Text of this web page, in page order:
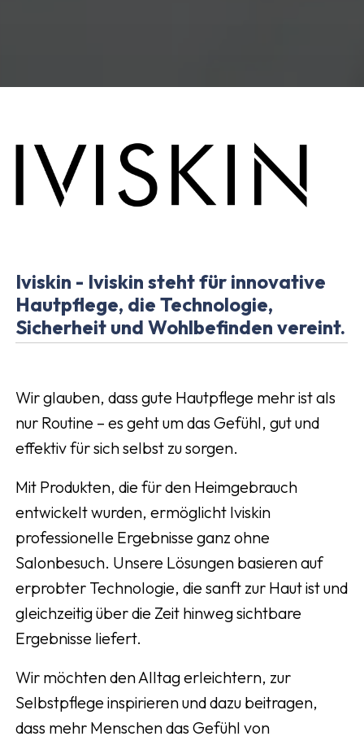
Iviskin - Iviskin steht für innovative
Hautpflege, die Technologie,
Sicherheit und Wohlbefinden vereint.
Wir glauben, dass gute Hautpflege mehr ist als
nur Routine – es geht um das Gefühl, gut und
effektiv für sich selbst zu sorgen.
Mit Produkten, die für den Heimgebrauch
entwickelt wurden, ermöglicht Iviskin
professionelle Ergebnisse ganz ohne
Salonbesuch. Unsere Lösungen basieren auf
erprobter Technologie, die sanft zur Haut ist und
gleichzeitig über die Zeit hinweg sichtbare
Ergebnisse liefert.
Wir möchten den Alltag erleichtern, zur
Selbstpflege inspirieren und dazu beitragen,
dass mehr Menschen das Gefühl von